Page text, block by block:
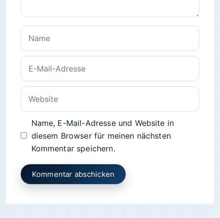
Name
E-
Mail-
Adresse
Website
Name, E-Mail-Adresse und Website in
diesem Browser für meinen nächsten
Kommentar speichern.